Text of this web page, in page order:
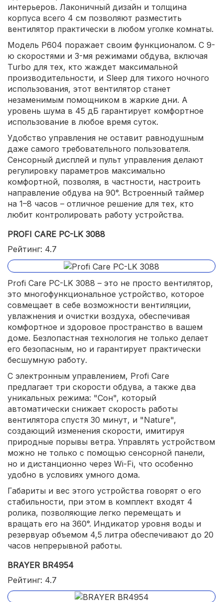
интерьеров. Лаконичный дизайн и толщина
корпуса всего 4 см позволяют разместить
вентилятор практически в любом уголке комнаты.
Модель P604 поражает своим функционалом. С 9-
ю скоростями и 3-мя режимами обдува, включая
Turbo для тех, кто жаждет максимальной
производительности, и Sleep для тихого ночного
использования, этот вентилятор станет
незаменимым помощником в жаркие дни. А
уровень шума в 45 дБ гарантирует комфортное
использование в любое время суток.
Удобство управления не оставит равнодушным
даже самого требовательного пользователя.
Сенсорный дисплей и пульт управления делают
регулировку параметров максимально
комфортной, позволяя, в частности, настроить
направление обдува на 90°. Встроенный таймер
на 1–8 часов – отличное решение для тех, кто
любит контролировать работу устройства.
PROFI CARE PC-LK 3088
Рейтинг: 4.7
Profi Care PC-LK 3088 – это не просто вентилятор,
это многофункциональное устройство, которое
совмещает в себе возможности вентиляции,
увлажнения и очистки воздуха, обеспечивая
комфортное и здоровое пространство в вашем
доме. Безлопастная технология не только делает
его безопасным, но и гарантирует практически
бесшумную работу.
С электронным управлением, Profi Care
предлагает три скорости обдува, а также два
уникальных режима: "Сон", который
автоматически снижает скорость работы
вентилятора спустя 30 минут, и "Nature",
создающий изменения скорости, имитируя
природные порывы ветра. Управлять устройством
можно не только с помощью сенсорной панели,
но и дистанционно через Wi-Fi, что особенно
удобно в условиях умного дома.
Габариты и вес этого устройства говорят о его
стабильности, при этом в комплект входят 4
ролика, позволяющие легко перемещать и
вращать его на 360°. Индикатор уровня воды и
резервуар объемом 4,5 литра обеспечивают до 20
часов непрерывной работы.
BRAYER BR4954
Рейтинг: 4.7